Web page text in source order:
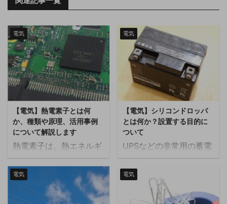
電気
【電気】熱電素子とは何
か、種類や原理、活用事例
について解説します
熱電素子は、熱エネルギ
互に変換する技術で、エ
ネルギー効率の向上や省
エネルギー化に重要で
電気
【電気】シリコンドロッパ
とは何か？設置する目的に
ついて
UPSなどの非常用の蓄電
には良くシリコンドロッ
パという機器が設置され
ています。 この記事では
電気 電気